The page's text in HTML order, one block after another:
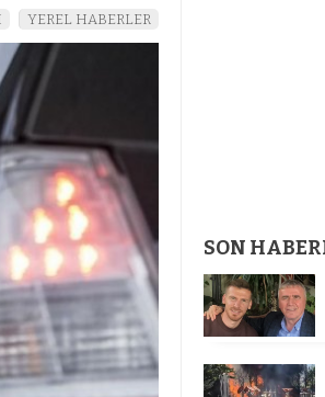
YEREL HABERLER
SON